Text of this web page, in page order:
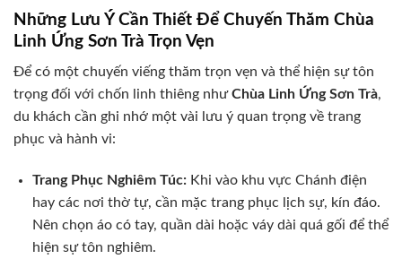
Những Lưu Ý Cần Thiết Để Chuyến Thăm Chùa
Linh Ứng Sơn Trà Trọn Vẹn
Để có một chuyến viếng thăm trọn vẹn và thể hiện sự tôn
trọng đối với chốn linh thiêng nhưChùa Linh Ứng Sơn Trà,
du khách cần ghi nhớ một vài lưu ý quan trọng về trang
phục và hành vi:
Trang Phục Nghiêm Túc:Khi vào khu vực Chánh điện
hay các nơi thờ tự, cần mặc trang phục lịch sự, kín đáo.
Nên chọn áo có tay, quần dài hoặc váy dài quá gối để thể
hiện sự tôn nghiêm.